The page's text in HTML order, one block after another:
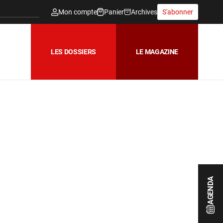
AGENDA
Mon compte Panier Archives S'abonner
LES DOSSIERS LE MAGAZINE